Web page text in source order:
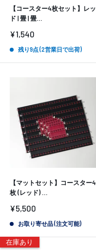
【コースター4枚セット】レッ
ド | 畳 | 畳...
販
価
¥1,540
残り9点 (2営業日で出荷)
【マットセット】コースター4
枚 (レッド) ...
販
価
¥5,500
お取り寄せ品 (注文可能)
在庫あり